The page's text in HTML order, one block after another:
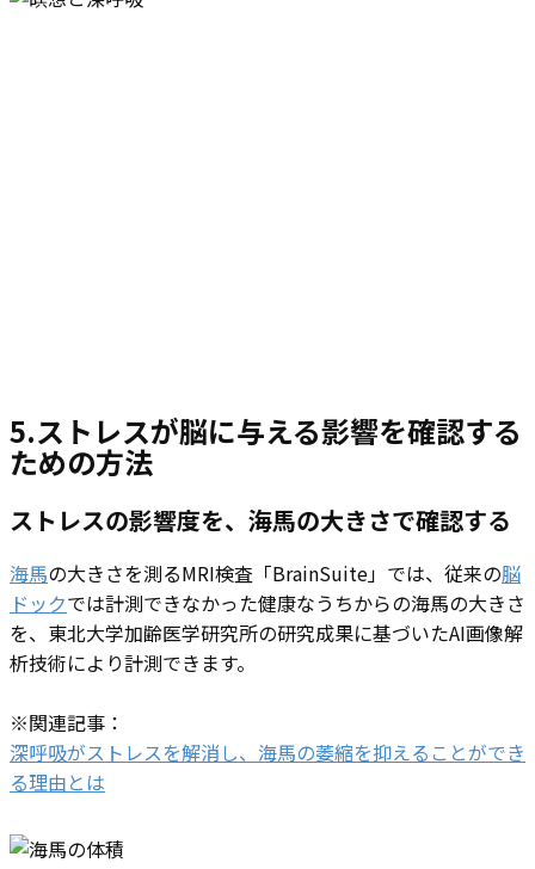
5.ストレスが脳に与える影響を確認する
ための方法
ストレスの影響度を、海馬の大きさで確認する
海馬の大きさを測るMRI検査「BrainSuite」では、従来の脳
ドックでは計測できなかった健康なうちからの海馬の大きさ
を、東北大学加齢医学研究所の研究成果に基づいたAI画像解
析技術により計測できます。
※関連記事：
深呼吸がストレスを解消し、海馬の萎縮を抑えることができ
る理由とは